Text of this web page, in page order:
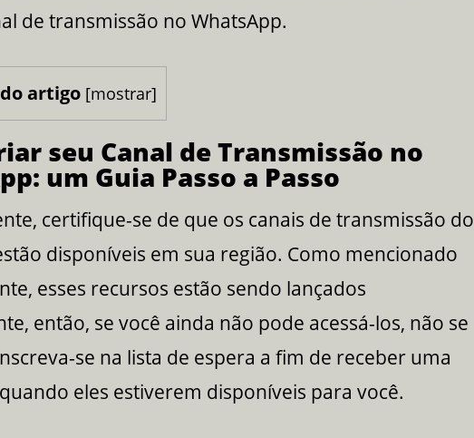
de transmissão no WhatsApp.
artigo [mostrar]
seu Canal de Transmissão no
um Guia Passo a Passo
certifique-se de que os canais de transmissão do
disponíveis em sua região. Como mencionado
esses recursos estão sendo lançados
então, se você ainda não pode acessá-los, não se
se na lista de espera a fim de receber uma
eles estiverem disponíveis para você.